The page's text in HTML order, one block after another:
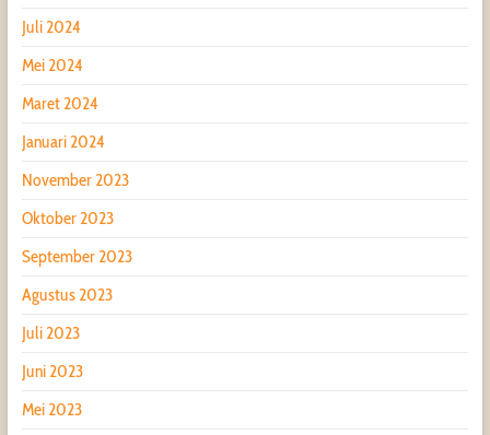
Juli 2024
Mei 2024
Maret 2024
Januari 2024
November 2023
Oktober 2023
September 2023
Agustus 2023
Juli 2023
Juni 2023
Mei 2023